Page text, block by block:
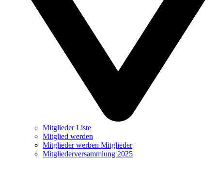
Mitglieder Liste
Mitglied werden
Mitglieder werben Mitglieder
Mitgliederversammlung 2025